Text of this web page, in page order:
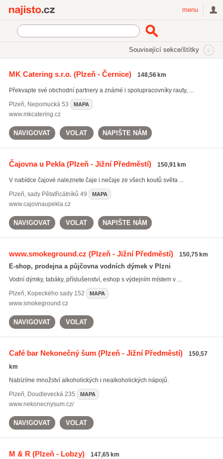
menu
Související sekce/štítky
Restaurace a stravování
Účelové stravování (1771)
Firemní stravování (748)
MK Catering s.r.o.(Plzeň - Černice) 148,56 km
Překvapte své obchodní partnery a známé i spolupracovníky rauty, ...
Plzeň, Nepomucká 53 MAPA
www.mkcatering.cz
NAVIGOVAT VOLAT NAPIŠTE NÁM
Čajovna u Pekla(Plzeň - Jižní Předměstí) 150,91 km
V nabídce čajové naleznete čaje i nečaje ze všech koutů světa ...
Plzeň, sady Pětatřicátníků 49 MAPA
www.cajovnaupekla.cz
NAVIGOVAT VOLAT NAPIŠTE NÁM
www.smokeground.cz (Plzeň - Jižní Předměstí) 150,75 km
E-shop, prodejna a půjčovna vodních dýmek v Plzni
Vodní dýmky, tabáky, příslušenství, eshop s výdejním místem v ...
Plzeň, Kopeckého sady 152 MAPA
www.smokeground.cz
NAVIGOVAT VOLAT
Café bar Nekonečný šum(Plzeň - Jižní Předměstí)
150,57
km
Nabízíme množství alkoholických i nealkoholických nápojů.
Plzeň, Doudlevecká 235 MAPA
www.nekonecnysum.cz/
NAVIGOVAT VOLAT
M & R (Plzeň - Lobzy) 147,65 km